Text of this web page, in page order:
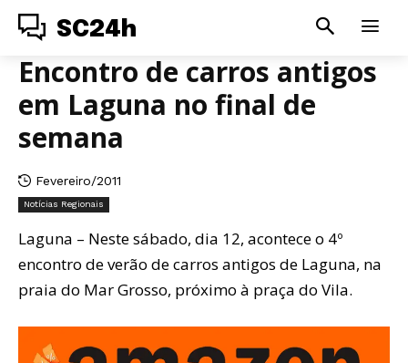
SC24h
Encontro de carros antigos
em Laguna no final de
semana
Fevereiro/2011
Notícias Regionais
Laguna – Neste sábado, dia 12, acontece o 4º
encontro de verão de carros antigos de Laguna, na
praia do Mar Grosso, próximo à praça do Vila.